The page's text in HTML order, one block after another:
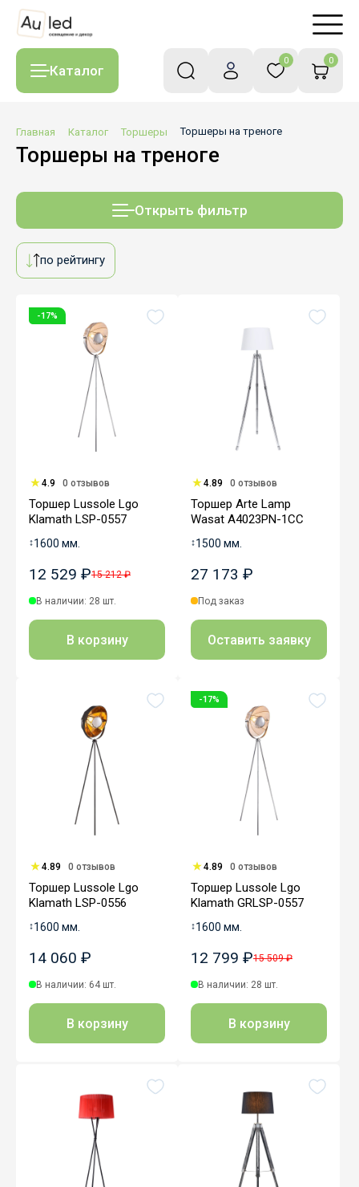
Каталог
0 0
Главная Каталог Торшеры Торшеры на треноге
Торшеры на треноге
Открыть фильтр
по рейтингу
-17%
4.9 0 отзывов
Торшер Lussole Lgo
Klamath LSP-0557
↕1600 мм.
12 529 ₽15 212 ₽
В наличии: 28 шт.
В корзину
4.89 0 отзывов
Торшер Arte Lamp
Wasat A4023PN-1CC
↕1500 мм.
27 173 ₽
Под заказ
Оставить заявку
4.89 0 отзывов
Торшер Lussole Lgo
Klamath LSP-0556
↕1600 мм.
14 060 ₽
В наличии: 64 шт.
В корзину
-17%
4.89 0 отзывов
Торшер Lussole Lgo
Klamath GRLSP-0557
↕1600 мм.
12 799 ₽15 509 ₽
В наличии: 28 шт.
В корзину